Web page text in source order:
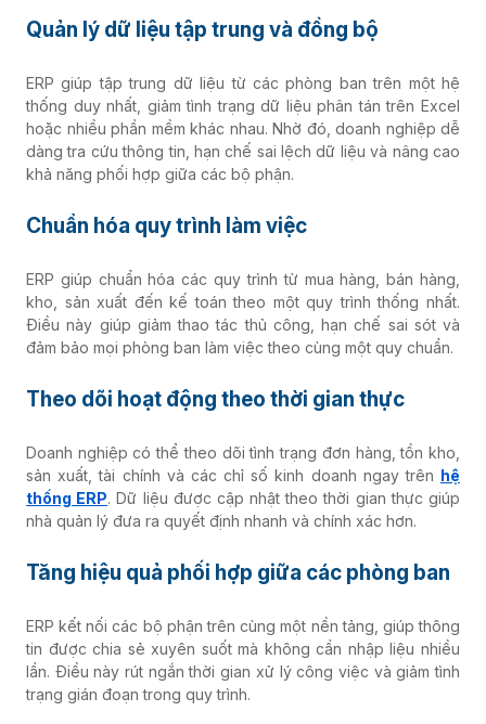
Quản lý dữ liệu tập trung và đồng bộ
ERP giúp tập trung dữ liệu từ các phòng ban trên một hệ
thống duy nhất, giảm tình trạng dữ liệu phân tán trên Excel
hoặc nhiều phần mềm khác nhau. Nhờ đó, doanh nghiệp dễ
dàng tra cứu thông tin, hạn chế sai lệch dữ liệu và nâng cao
khả năng phối hợp giữa các bộ phận.
Chuẩn hóa quy trình làm việc
ERP giúp chuẩn hóa các quy trình từ mua hàng, bán hàng,
kho, sản xuất đến kế toán theo một quy trình thống nhất.
Điều này giúp giảm thao tác thủ công, hạn chế sai sót và
đảm bảo mọi phòng ban làm việc theo cùng một quy chuẩn.
Theo dõi hoạt động theo thời gian thực
Doanh nghiệp có thể theo dõi tình trạng đơn hàng, tồn kho,
sản xuất, tài chính và các chỉ số kinh doanh ngay trên hệ
thống ERP. Dữ liệu được cập nhật theo thời gian thực giúp
nhà quản lý đưa ra quyết định nhanh và chính xác hơn.
Tăng hiệu quả phối hợp giữa các phòng ban
ERP kết nối các bộ phận trên cùng một nền tảng, giúp thông
tin được chia sẻ xuyên suốt mà không cần nhập liệu nhiều
lần. Điều này rút ngắn thời gian xử lý công việc và giảm tình
trạng gián đoạn trong quy trình.